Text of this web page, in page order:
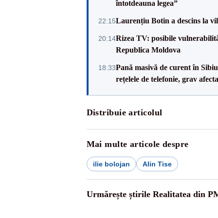
întotdeauna legea”
22:15Laurențiu Botin a descins la
20:14Rizea TV: posibile
Republica Moldova
18:33Pană masivă de curent în
rețelele de telefonie, grav
Distribuie articolul
Mai multe articole despre
ilie bolojan Alin Tise
Urmărește știrile Realitatea din